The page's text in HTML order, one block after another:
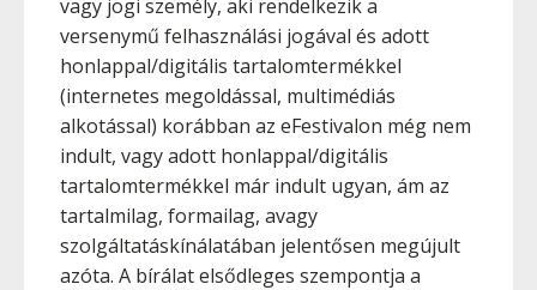
vagy jogi személy, aki rendelkezik a
versenymű felhasználási jogával és adott
honlappal/digitális tartalomtermékkel
(internetes megoldással, multimédiás
alkotással) korábban az eFestivalon még nem
indult, vagy adott honlappal/digitális
tartalomtermékkel már indult ugyan, ám az
tartalmilag, formailag, avagy
szolgáltatáskínálatában jelentősen megújult
azóta. A bírálat elsődleges szempontja a